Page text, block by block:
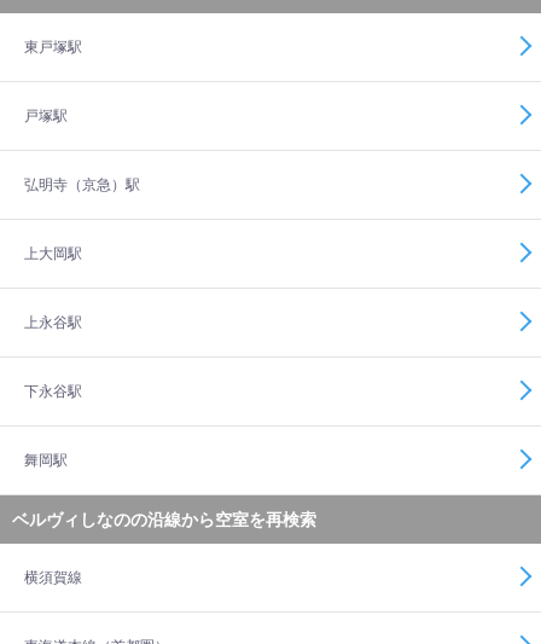
東戸塚駅
戸塚駅
弘明寺（京急）駅
上大岡駅
上永谷駅
下永谷駅
舞岡駅
ベルヴィしなのの沿線から空室を再検索
横須賀線